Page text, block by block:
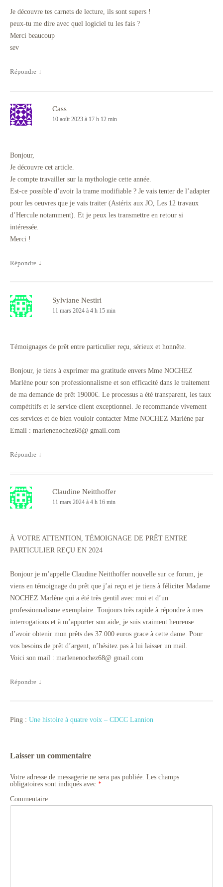
Je découvre tes carnets de lecture, ils sont supers !
peux-tu me dire avec quel logiciel tu les fais ?
Merci beaucoup
sev
Répondre ↓
Cass
10 août 2023 à 17 h 12 min
Bonjour,
Je découvre cet article.
Je compte travailler sur la mythologie cette année.
Est-ce possible d’avoir la trame modifiable ? Je vais tenter de l’adapter
pour les oeuvres que je vais traiter (Astérix aux JO, Les 12 travaux
d’Hercule notamment). Et je peux les transmettre en retour si
intéressée.
Merci !
Répondre ↓
Sylviane Nestiri
11 mars 2024 à 4 h 15 min
Témoignages de prêt entre particulier reçu, sérieux et honnête.
Bonjour, je tiens à exprimer ma gratitude envers Mme NOCHEZ
Marlène pour son professionnalisme et son efficacité dans le traitement
de ma demande de prêt 19000€. Le processus a été transparent, les taux
compétitifs et le service client exceptionnel. Je recommande vivement
ces services et de bien vouloir contacter Mme NOCHEZ Marlène par
Email : marlenenochez68@ gmail.com
Répondre ↓
Claudine Neitthoffer
11 mars 2024 à 4 h 16 min
À VOTRE ATTENTION, TÉMOIGNAGE DE PRÊT ENTRE
PARTICULIER REÇU EN 2024
Bonjour je m’appelle Claudine Neitthoffer nouvelle sur ce forum, je
viens en témoignage du prêt que j’ai reçu et je tiens à féliciter Madame
NOCHEZ Marlène qui a été très gentil avec moi et d’un
professionnalisme exemplaire. Toujours très rapide à répondre à mes
interrogations et à m’apporter son aide, je suis vraiment heureuse
d’avoir obtenir mon prêts des 37.000 euros grace à cette dame. Pour
vos besoins de prêt d’argent, n’hésitez pas à lui laisser un mail.
Voici son mail : marlenenochez68@ gmail.com
Répondre ↓
Ping : Une histoire à quatre voix – CDCC Lannion
Laisser un commentaire
Votre adresse de messagerie ne sera pas publiée. Les champs
obligatoires sont indiqués avec *
Commentaire